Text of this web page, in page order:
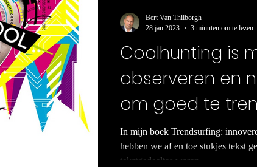
Coolhunting is
observeren en
om goed te
In mijn boek Trendsurfing:
hebben we af en toe stukjes tekst
tekstgedeeltes waren...
Bert Van Thilborgh
28 jan 2023
3 minuten om te lezen